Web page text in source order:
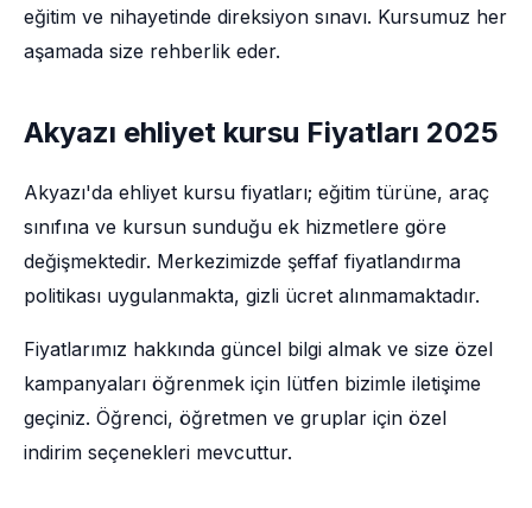
eğitim ve nihayetinde direksiyon sınavı. Kursumuz her
aşamada size rehberlik eder.
Akyazı ehliyet kursu Fiyatları 2025
Akyazı'da ehliyet kursu fiyatları; eğitim türüne, araç
sınıfına ve kursun sunduğu ek hizmetlere göre
değişmektedir. Merkezimizde şeffaf fiyatlandırma
politikası uygulanmakta, gizli ücret alınmamaktadır.
Fiyatlarımız hakkında güncel bilgi almak ve size özel
kampanyaları öğrenmek için lütfen bizimle iletişime
geçiniz. Öğrenci, öğretmen ve gruplar için özel
indirim seçenekleri mevcuttur.